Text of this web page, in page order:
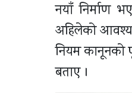
नयाँ निर्माण
अहिलेको
नियम कानूनको
बताए ।